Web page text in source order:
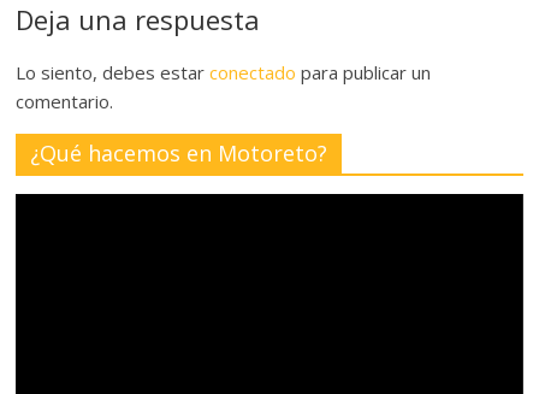
Deja una respuesta
Lo siento, debes estarconectado para publicar un
comentario.
¿Qué hacemos en Motoreto?